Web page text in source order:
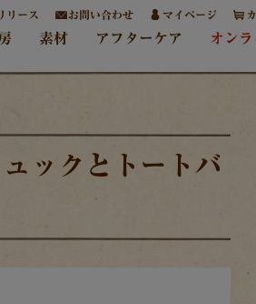
リース お問い合わせ マイページ
素材 アフターケア オン
ックとトートバ